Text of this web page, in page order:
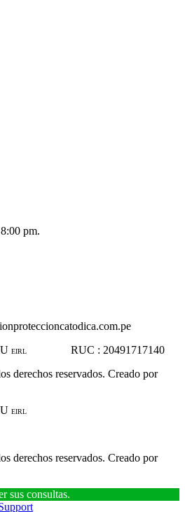
pm.
EIRL RUC : 20491717140
derechos reservados. Creado por
EIRL
derechos reservados. Creado por
sus consultas.